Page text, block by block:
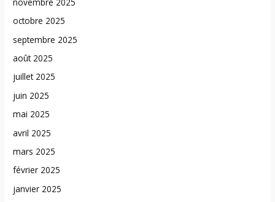
octobre 2025
septembre 2025
août 2025
juillet 2025
juin 2025
mai 2025
avril 2025
mars 2025
février 2025
janvier 2025